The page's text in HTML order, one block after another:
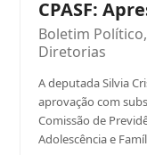
CPASF:
Boletim Político,
Diretorias
A deputada Silvia
aprovação com
Comissão de
Adolescência e